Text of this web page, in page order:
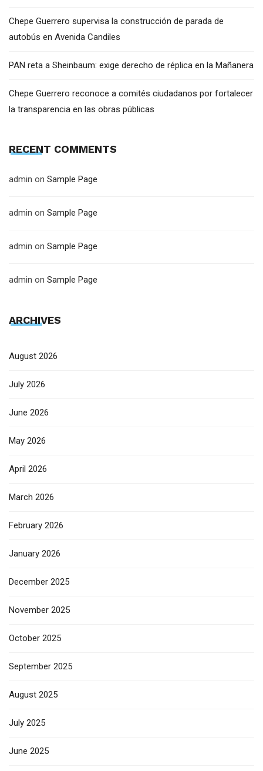
Chepe Guerrero supervisa la construcción de parada de
autobús en Avenida Candiles
PAN reta a Sheinbaum: exige derecho de réplica en la Mañanera
Chepe Guerrero reconoce a comités ciudadanos por fortalecer
la transparencia en las obras públicas
RECENT COMMENTS
admin on Sample Page
admin on Sample Page
admin on Sample Page
admin on Sample Page
ARCHIVES
August 2026
July 2026
June 2026
May 2026
April 2026
March 2026
February 2026
January 2026
December 2025
November 2025
October 2025
September 2025
August 2025
July 2025
June 2025